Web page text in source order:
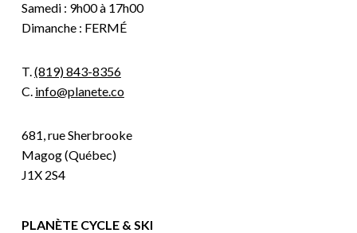
Samedi : 9h00 à 17h00
Dimanche : FERMÉ
T.(819) 843-8356
C. info@planete.co
681, rue Sherbrooke
Magog (Québec)
J1X 2S4
PLANÈTE CYCLE & SKI